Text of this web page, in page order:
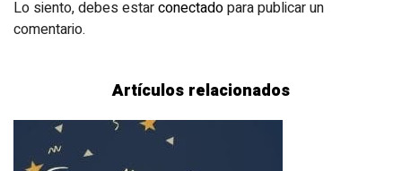
Lo siento, debes estarconectadopara publicar un
comentario.
Artículos relacionados